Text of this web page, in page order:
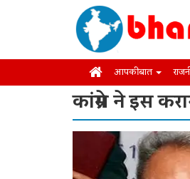
आपकी बात
कांग्रेस ने इस